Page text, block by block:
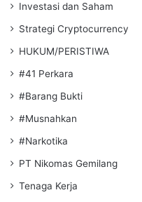
Investasi dan Saham
Strategi Cryptocurrency
HUKUM/PERISTIWA
#41 Perkara
#Barang Bukti
#Musnahkan
#Narkotika
PT Nikomas Gemilang
Tenaga Kerja